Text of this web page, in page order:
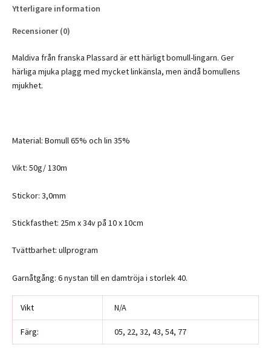
Ytterligare information
Recensioner (0)
Maldiva från franska Plassard är ett härligt bomull-lingarn. Ger
härliga mjuka plagg med mycket linkänsla, men ändå bomullens
mjukhet.
Material: Bomull 65% och lin 35%
Vikt: 50g/ 130m
Stickor: 3,0mm
Stickfasthet: 25m x 34v på 10 x 10cm
Tvättbarhet: ullprogram
Garnåtgång: 6 nystan till en damtröja i storlek 40.
Vikt N/A
Färg: 05, 22, 32, 43, 54, 77